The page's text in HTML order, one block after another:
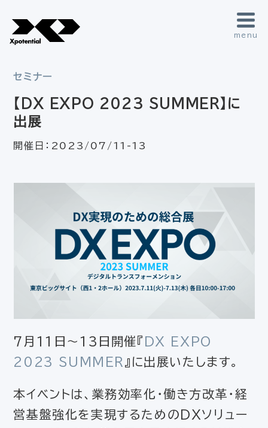
menu
セミナー
【DX EXPO 2023 SUMMER】に
出展
開催日： 2023/07/11-13
7月11日～13日開催『 DX EXPO
2023 SUMMER 』に出展いたします。
本イベントは、業務効率化・働き方改革・経
営基盤強化を実現するためのDXソリュー